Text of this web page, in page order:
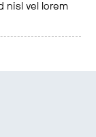
nisl vel lorem